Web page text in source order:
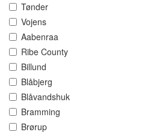
Tønder
Vojens
Aabenraa
Ribe County
Billund
Blåbjerg
Blåvandshuk
Bramming
Brørup